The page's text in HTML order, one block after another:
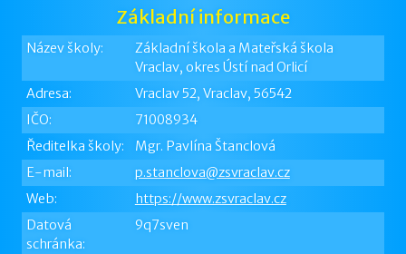
Základní informace
Název školy:
Základní škola a Mateřská škola
Vraclav, okres Ústí nad Orlicí
Adresa:
Vraclav 52, Vraclav, 56542
IČO:
71008934
Ředitelka školy:
Mgr. Pavlína Štanclová
E-mail:
p.stanclova@zsvraclav.cz
Web:
https://www.zsvraclav.cz
Datová
schránka:
9q7sven